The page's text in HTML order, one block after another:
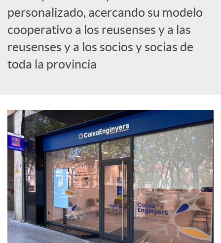
o
c
i
a
l
e
s
personalizado, acercando su modelo
cooperativo a los reusenses y a las
reusenses y a los socios y socias de
toda la provincia